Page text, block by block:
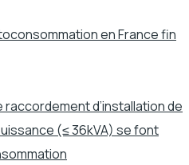
en France fin
d’installation de
(≤ 36kVA) se font